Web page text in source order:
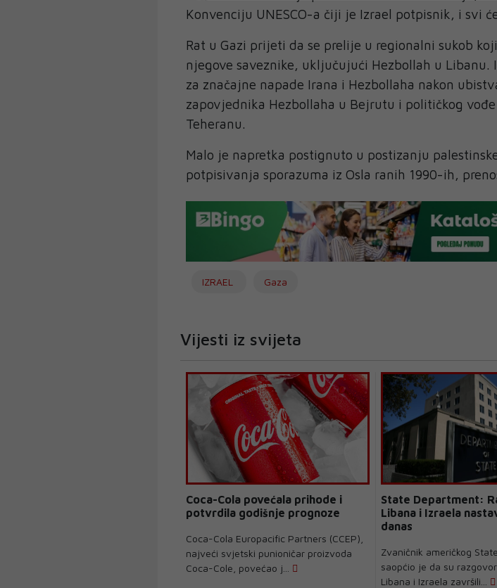
Konvenciju UNESCO-a čiji je Izrael potpisnik, i svi
Rat u Gazi prijeti da se prelije u regionalni sukob
njegove saveznike, uključujući Hezbollah u Libanu.
za značajne napade Irana i Hezbollaha nakon
zapovjednika Hezbollaha u Bejrutu i političkog vođe
Teheranu.
Malo je napretka postignuto u postizanju
potpisivanja sporazuma iz Osla ranih 1990-ih,
IZRAEL Gaza
Vijesti iz svijeta
Coca-Cola povećala prihode i
potvrdila godišnje prognoze
Coca-Cola Europacific Partners (CCEP),
najveći svjetski punioničar proizvoda
Coca-Cole, povećao j...
State Department:
Libana i Izraela
danas
Zvaničnik američkog
saopćio je da su
Libana i Izraela završili...